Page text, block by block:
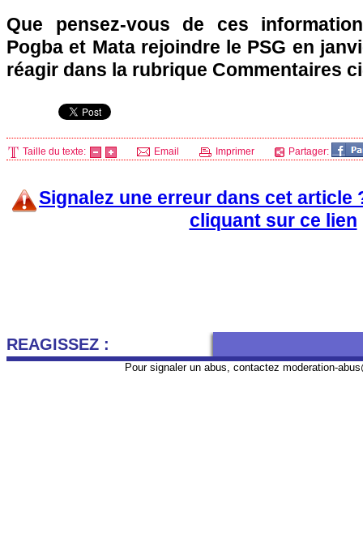
Que pensez-vous de ces
Pogba et Mata rejoindre le PSG en
réagir dans la rubrique Commentaires
Taille du texte: Email Imprimer Partager:
Signalez une erreur dans cet article
cliquant sur ce lien
REAGISSEZ :
Pour signaler un abus, contactez moderation-